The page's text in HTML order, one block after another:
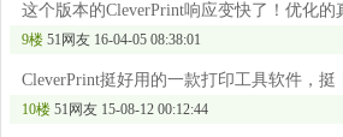
这个版本的CleverPrint响应变快了！优化的
9楼 51网友 16-04-05 08:38:01
CleverPrint挺好用的一款打印工具软件，
10楼 51网友 15-08-12 00:12:44